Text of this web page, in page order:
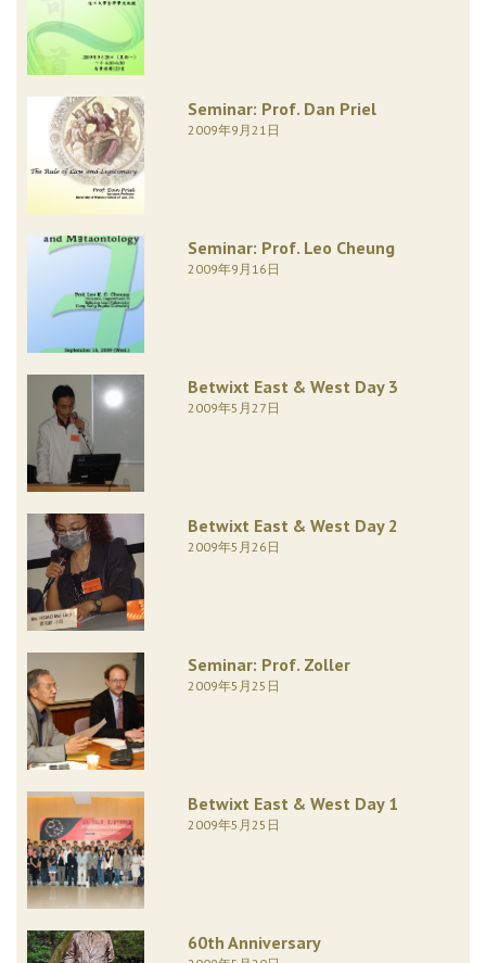
Seminar: Prof. Dan Priel
2009年9月21日
Seminar: Prof. Leo Cheung
2009年9月16日
Betwixt East & West Day 3
2009年5月27日
Betwixt East & West Day 2
2009年5月26日
Seminar: Prof. Zoller
2009年5月25日
Betwixt East & West Day 1
2009年5月25日
60th Anniversary